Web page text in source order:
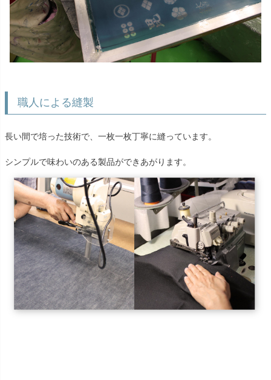
職人による縫製
長い間で培った技術で、一枚一枚丁寧に縫っています。
シンプルで味わいのある製品ができあがります。